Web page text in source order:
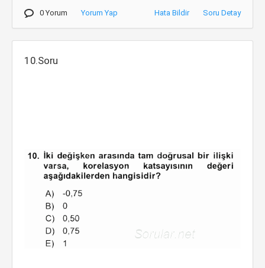
0 Yorum Yorum Yap Hata Bildir Soru Detay
10.Soru